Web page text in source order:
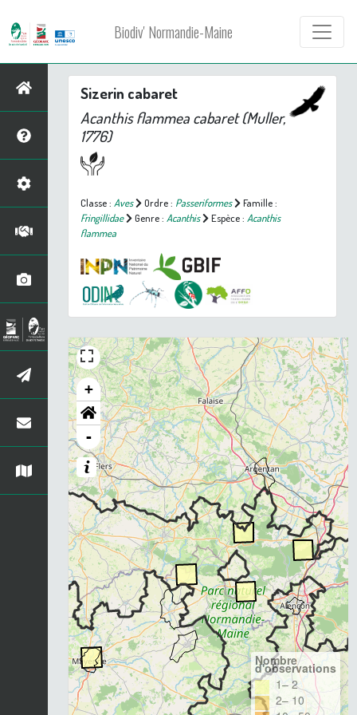
Biodiv' Normandie-Maine
Sizerin cabaret
Acanthis flammea cabaret(Muller,
1776)
Classe : Aves Ordre : Passeriformes
Famille :
Fringillidae
Genre : Acanthis Espèce : Acanthis
flammea
+
-
Nombre
d'observations
1– 2
2– 10